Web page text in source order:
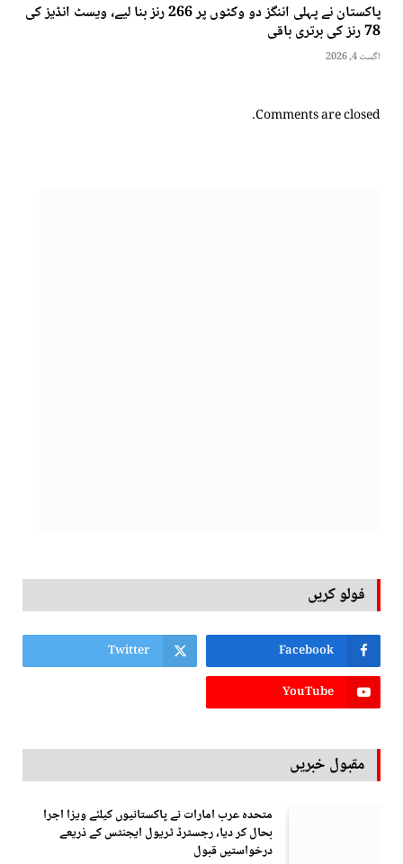
پاکستان نے پہلی اننگز دو وکٹوں پر 266 رنز بنا لیے، ویسٹ انڈیز کی
78 رنز کی برتری باقی
اگست 4, 2026
Comments are closed.
فولو کریں
Facebook
Twitter
YouTube
مقبول خبریں
متحدہ عرب امارات نے پاکستانیوں کیلئے ویزا اجرا
بحال کر دیا، رجسٹرڈ ٹریول ایجنٹس کے ذریعے
درخواستیں قبول